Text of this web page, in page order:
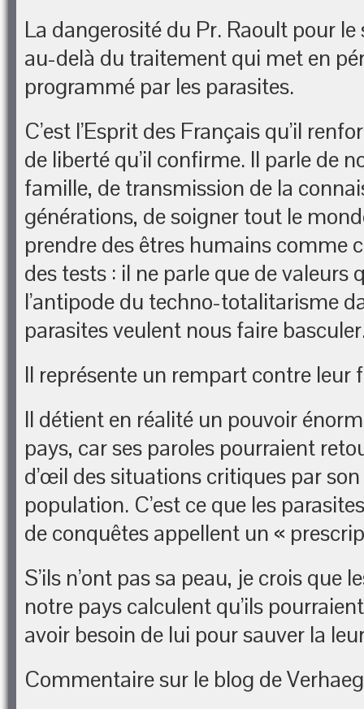
La dangerosité du Pr. Raoult pour
au-delà du traitement qui met en
programmé par les parasites.
C’est l’Esprit des Français qu’il
de liberté qu’il confirme. Il parle de
famille, de transmission de la
générations, de soigner tout le
prendre des êtres humains comme
des tests : il ne parle que de valeurs
l’antipode du techno-totalitarisme
parasites veulent nous faire
Il représente un rempart contre leur
Il détient en réalité un pouvoir
pays, car ses paroles pourraient
d’œil des situations critiques par
population. C’est ce que les
de conquêtes appellent un «
S’ils n’ont pas sa peau, je crois que
notre pays calculent qu’ils
avoir besoin de lui pour sauver la
Commentaire sur le blog de